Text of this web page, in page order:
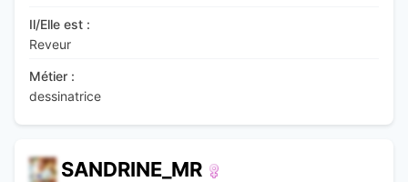
Il/Elle est :
Reveur
Métier :
dessinatrice
SANDRINE_MR